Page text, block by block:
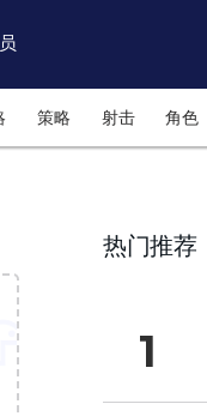
策略 射击 角色
热门推荐